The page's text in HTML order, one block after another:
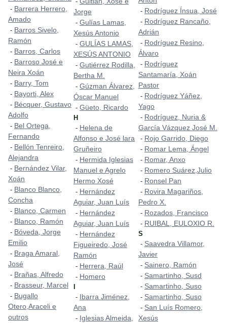
- Barrera Herrero,
Amado
- Barros Sivelo,
Ramón
- Barros, Carlos
- Barroso José e
Neira Xoán
- Barry, Tom
- Bayorti, Alex
- Bécquer, Gustavo
Adolfo
- Bel Ortega,
Fernando
- Bellón Tenreiro,
Alejandra
- Bernández Vilar,
Xoán
- Blanco Blanco,
Concha
- Blanco, Carmen
- Blanco, Ramón
- Bóveda, Jorge
Emilio
- Braga Amaral,
José
- Brañas, Alfredo
- Brasseur, Marcel
- Bugallo
Otero,Araceli e
outros
Jorge
- Gulías Lamas,
Xesús Antonio
- GULÍAS LAMAS,
XESÚS ANTONIO
- Gutiérrez Rodilla,
Bertha M.
- Gúzman Álvarez,
Óscar Manuel
- Güeto, Ricardo
H
- Helena de
Alfonso e José lara
Gruñeiro
- Hermida Iglesias
Manuel e Agrelo
Hermo Xosé
- Hernández
Aguiar, Juan Luís
- Hernández
Aguiar, Juan Luís
- Hernández
Figueiredo, José
Ramón
- Herrera, Raúl
- Homero
- Ibarra Jiménez,
Ana
- Iglesias Almeida,
- Rodríguez Ínsua, José
- Rodríguez Rancaño,
Adrián
- Rodríguez Resino,
Álvaro
- Rodríguez
Santamaría, Xoán
Pastor
- Rodríguez Yáñez,
Yago
- Rodríguez, Nuria &
García Vázquez José M.
- Rojo Garrido, Diego
- Romar Lema, Ángel
- Romar, Anxo
- Romero Suárez,Julio
- Ronsel Pan
- Rovira Magariños,
Pedro X.
- Rozados, Francisco
- RUIBAL, EULOXIO R.
S
- Saavedra Villamor,
Javier
- Sainero, Ramón
- Samartinho, Susd
- Samartinho, Suso
- Samartinho, Suso
- San Luís Romero,
Xesús